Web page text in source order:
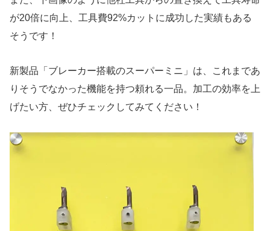
が20倍に向上、工具費92%カットに成功した実績もある
そうです！
新製品「ブレーカー搭載のスーパーミニ」は、これまであ
りそうでなかった機能を持つ頼れる一品。加工の効率を上
げたい方、ぜひチェックしてみてください！